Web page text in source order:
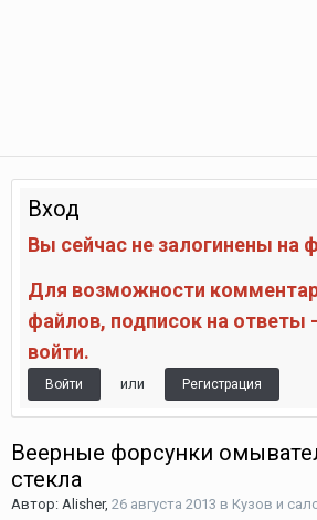
Вход
Вы сейчас не залогинены на
Для возможности
файлов, подписок на ответы
войти.
Войти или Регистрация
Веерные форсунки
стекла
Автор: Alisher, 26 августа 2013 в Кузов и